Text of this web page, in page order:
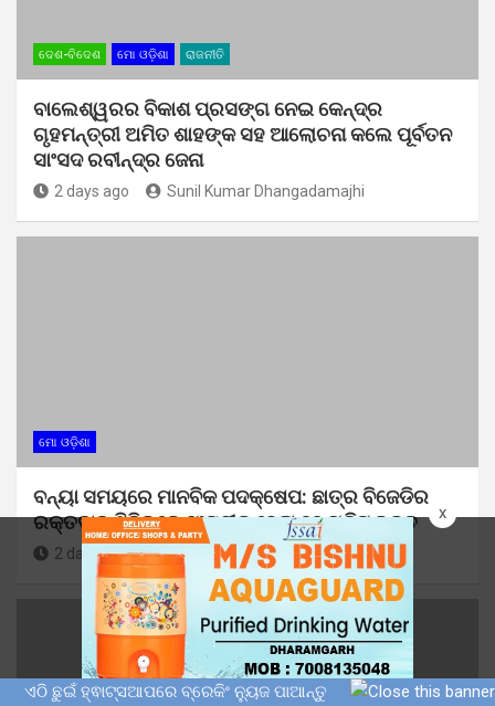
x
ଦେଶ-ବିଦେଶ ମୋ ଓଡ଼ିଶା ରାଜନୀତି
ବାଲେଶ୍ୱରର ବିକାଶ ପ୍ରସଙ୍ଗ ନେଇ କେନ୍ଦ୍ର
ଗୃହମନ୍ତ୍ରୀ ଅମିତ ଶାହଙ୍କ ସହ ଆଲୋଚନା କଲେ ପୂର୍ବତନ
ସାଂସଦ ରବୀନ୍ଦ୍ର ଜେନା
2 days ago Sunil Kumar Dhangadamajhi
ମୋ ଓଡ଼ିଶା
ବନ୍ୟା ସମୟରେ ମାନବିକ ପଦକ୍ଷେପ: ଛାତ୍ର ବିଜେଡିର
ରକ୍ତଦାନ ଶିବିରରେ ସଂଗୃହୀତ ହେଲା ୭୧ ୟୁନିଟ୍ ରକ୍ତ
2 days ago Sunil Kumar Dhangadamajhi
ଏଠି ଛୁଇଁ ହ୍ଵାଟ୍ସଆପରେ ବ୍ରେକିଂ ନ୍ୟୁଜ ପାଆନ୍ତୁ